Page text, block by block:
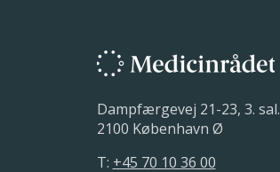
Dampfærgevej 21-23, 3. sal.
2100 København Ø
T: +45 70 10 36 00